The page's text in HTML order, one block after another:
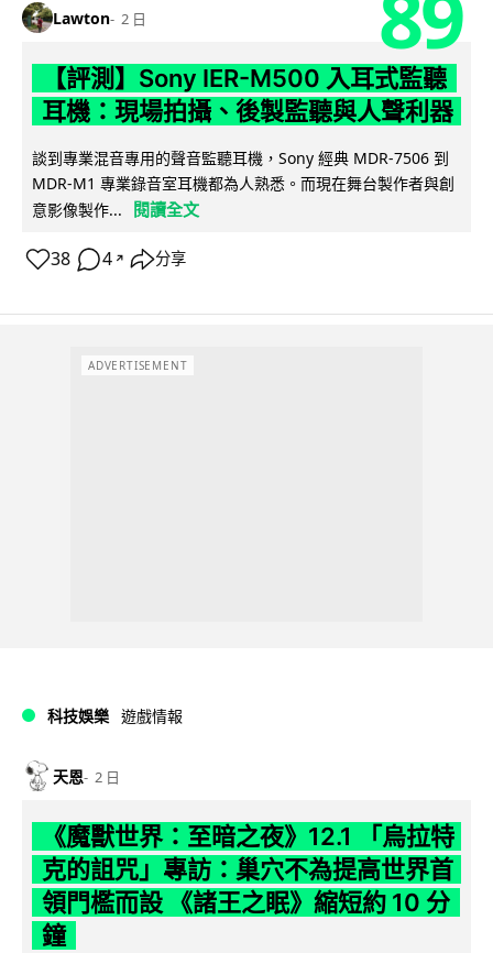
Lawton 2 日
【評測】Sony IER-M500 入耳式監聽
耳機：現場拍攝、後製監聽與人聲利器
談到專業混音專用的聲音監聽耳機，Sony 經典 MDR-7506 到
MDR-M1 專業錄音室耳機都為人熟悉。而現在舞台製作者與創
意影像製作...
閱讀全文
38 4 ↗ 分享
ADVERTISEMENT
科技娛樂 遊戲情報
天恩 2 日
《魔獸世界：至暗之夜》12.1 「烏拉特
克的詛咒」專訪：巢穴不為提高世界首
領門檻而設 《諸王之眠》縮短約 10 分
鐘